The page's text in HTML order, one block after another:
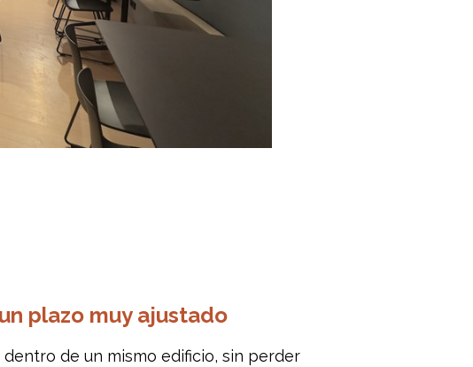
plazo muy ajustado
de un mismo edificio, sin perder